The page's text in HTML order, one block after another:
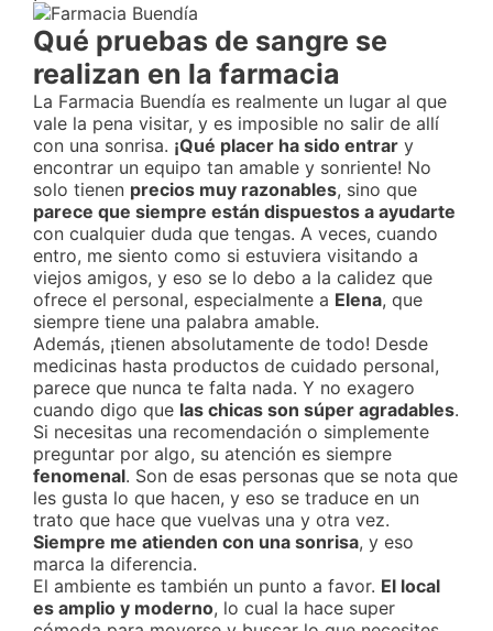
Qué pruebas de sangre se
realizan en la farmacia
La Farmacia Buendía es realmente un lugar al que
vale la pena visitar, y es imposible no salir de allí
con una sonrisa. ¡Qué placer ha sido entrar y
encontrar un equipo tan amable y sonriente! No
solo tienen precios muy razonables, sino que
parece que siempre están dispuestos a ayudarte
con cualquier duda que tengas. A veces, cuando
entro, me siento como si estuviera visitando a
viejos amigos, y eso se lo debo a la calidez que
ofrece el personal, especialmente a Elena, que
siempre tiene una palabra amable.
Además, ¡tienen absolutamente de todo! Desde
medicinas hasta productos de cuidado personal,
parece que nunca te falta nada. Y no exagero
cuando digo que las chicas son súper agradables.
Si necesitas una recomendación o simplemente
preguntar por algo, su atención es siempre
fenomenal. Son de esas personas que se nota que
les gusta lo que hacen, y eso se traduce en un
trato que hace que vuelvas una y otra vez.
Siempre me atienden con una sonrisa, y eso
marca la diferencia.
El ambiente es también un punto a favor. El local
es amplio y moderno, lo cual la hace super